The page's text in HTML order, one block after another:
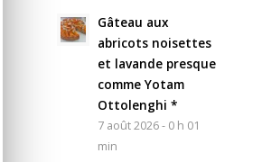
Gâteau aux
abricots noisettes
et lavande presque
comme Yotam
Ottolenghi *
7 août 2026 - 0 h 01
min